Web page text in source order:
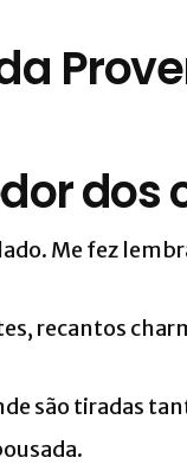
dos
Me fez
recantos
são tiradas